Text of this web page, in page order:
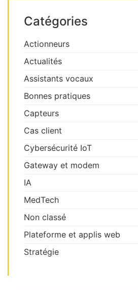
Catégories
Actionneurs
Actualités
Assistants vocaux
Bonnes pratiques
Capteurs
Cas client
Cybersécurité IoT
Gateway et modem
IA
MedTech
Non classé
Plateforme et applis web
Stratégie